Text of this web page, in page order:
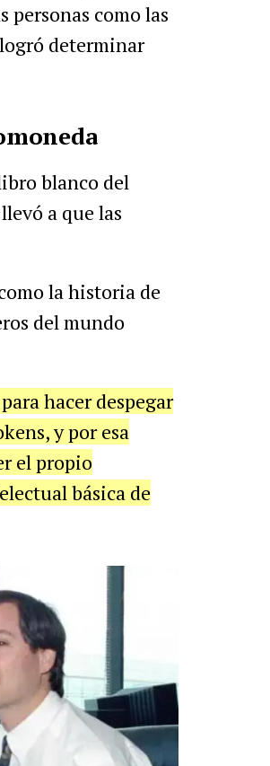
personas como las
determinar
blanco del
a que las
la historia de
del mundo
hacer despegar
y por esa
el propio
básica de